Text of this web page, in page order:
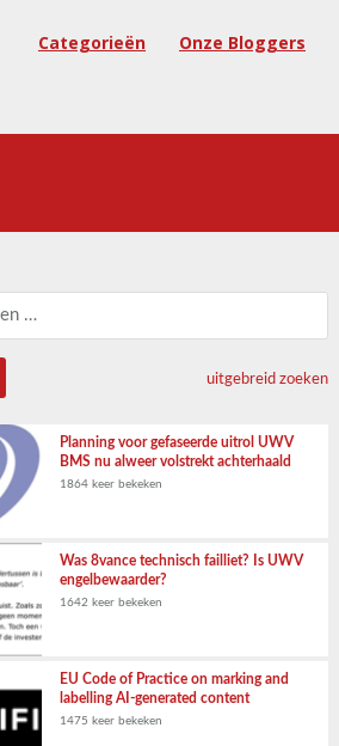
Categorieën Onze Bloggers
uitgebreid zoeken
Planning voor gefaseerde uitrol UWV
BMS nu alweer volstrekt achterhaald
1864 keer bekeken
Was 8vance technisch failliet? Is UWV
engelbewaarder?
1642 keer bekeken
EU Code of Practice on marking and
labelling AI-generated content
1475 keer bekeken